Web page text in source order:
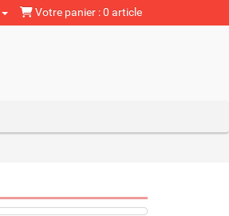
Votre panier : 0 article